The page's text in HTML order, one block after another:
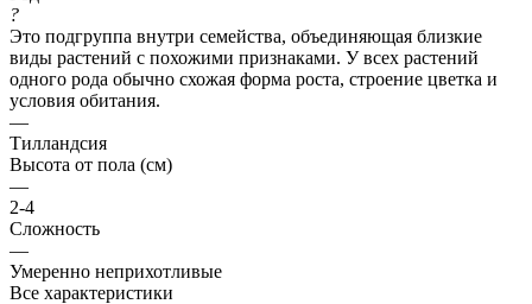
?
Это подгруппа внутри семейства, объединяющая близкие
виды растений с похожими признаками. У всех растений
одного рода обычно схожая форма роста, строение цветка и
условия обитания.
—
Тилландсия
Высота от пола (см)
—
2-4
Сложность
—
Умеренно неприхотливые
Все характеристики